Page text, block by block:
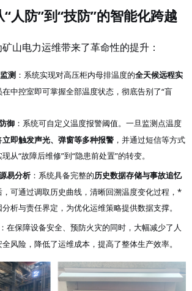
“人防”到“技防”的智能化跨越
山电力运维带来了革命性的提升：
测 ：系统实现对高压柜内母排温度的全天候远程实
在中控室即可掌握全部温度状态，彻底告别了“盲
御 ：系统可自定义温度报警阈值。一旦监测点温度
立即触发声光、弹窗等多种报警 ，并通过短信等方式
从“故障后维修”到“隐患前处置”的转变。
易分析 ：系统具备完整的历史数据存储与事故追忆
，可通过调取历史曲线，清晰回溯温度变化过程，*
析与责任界定，为优化运维策略提供数据支撑。
：在保障设备安全、预防火灾的同时，大幅减少了人
风险，降低了运维成本，提高了整体生产效率。